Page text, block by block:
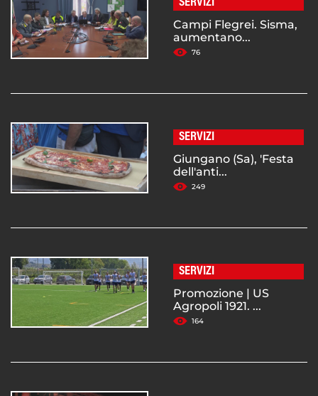
SERVIZI
Campi Flegrei. Sisma,
aumentano...
76
SERVIZI
Giungano (Sa), 'Festa
dell'anti...
249
SERVIZI
Promozione | US
Agropoli 1921. ...
164